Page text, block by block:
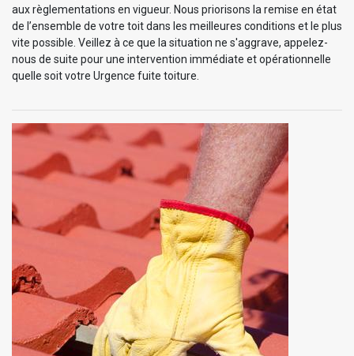
aux règlementations en vigueur. Nous priorisons la remise en état
de l’ensemble de votre toit dans les meilleures conditions et le plus
vite possible. Veillez à ce que la situation ne s'aggrave, appelez-
nous de suite pour une intervention immédiate et opérationnelle
quelle soit votre Urgence fuite toiture.